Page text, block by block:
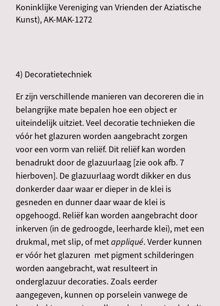
Koninklijke Vereniging van Vrienden der Aziatische
Kunst), AK-MAK-1272
4) Decoratietechniek
Er zijn verschillende manieren van decoreren die in
belangrijke mate bepalen hoe een object er
uiteindelijk uitziet. Veel decoratie technieken die
vóór het glazuren worden aangebracht zorgen
voor een vorm van reliëf. Dit reliëf kan worden
benadrukt door de glazuurlaag [zie ook afb. 7
hierboven]. De glazuurlaag wordt dikker en dus
donkerder daar waar er dieper in de klei is
gesneden en dunner daar waar de klei is
opgehoogd. Reliëf kan worden aangebracht door
inkerven (in de gedroogde, leerharde klei), met een
drukmal, met slip, of metappliqué. Verder kunnen
er vóór het glazuren met pigment schilderingen
worden aangebracht, wat resulteert in
onderglazuur decoraties. Zoals eerder
aangegeven, kunnen op porselein vanwege de